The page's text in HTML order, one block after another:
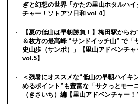
ぎと幻想の世界「かたの里山ホタルハ
チャー！ソトアソ日和 vol.4】
【夏の低山は早朝勝負！】梅田駅から
＆枚方の最高峰 “サンドイッチ山” で「
史山歩（サンポ）」【里山アドベンチ
vol.5】
＜残暑にオススメな“低山の早朝ハイキ
めるポイント”も豊富な「サクっとモー
（きさいち）編【里山アドベンチャー